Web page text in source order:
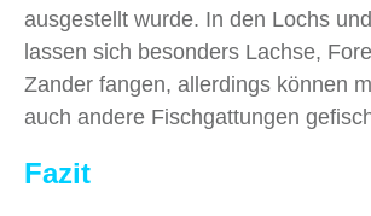
ausgestellt wurde. In den Lochs
lassen sich besonders Lachse,
Zander fangen, allerdings können
auch andere Fischgattungen
Fazit